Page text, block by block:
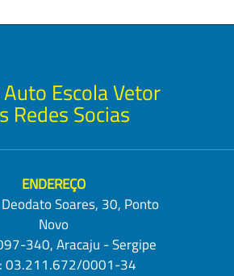
Auto Escola Vetor
Redes Socias
ENDEREÇO
Deodato Soares, 30, Ponto
Novo
340, Aracaju - Sergipe
03.211.672/0001-34